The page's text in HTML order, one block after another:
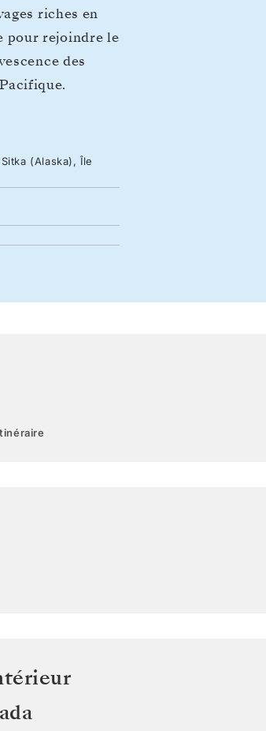
riches en
pour rejoindre le
des
(Alaska), Île